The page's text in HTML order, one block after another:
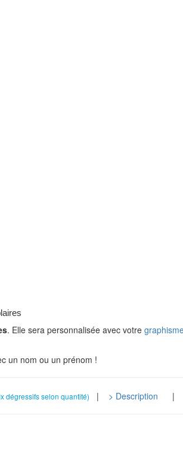
. Elle sera personnalisée avec votre
un nom ou un prénom !
dégressifs selon quantité) | > Description |